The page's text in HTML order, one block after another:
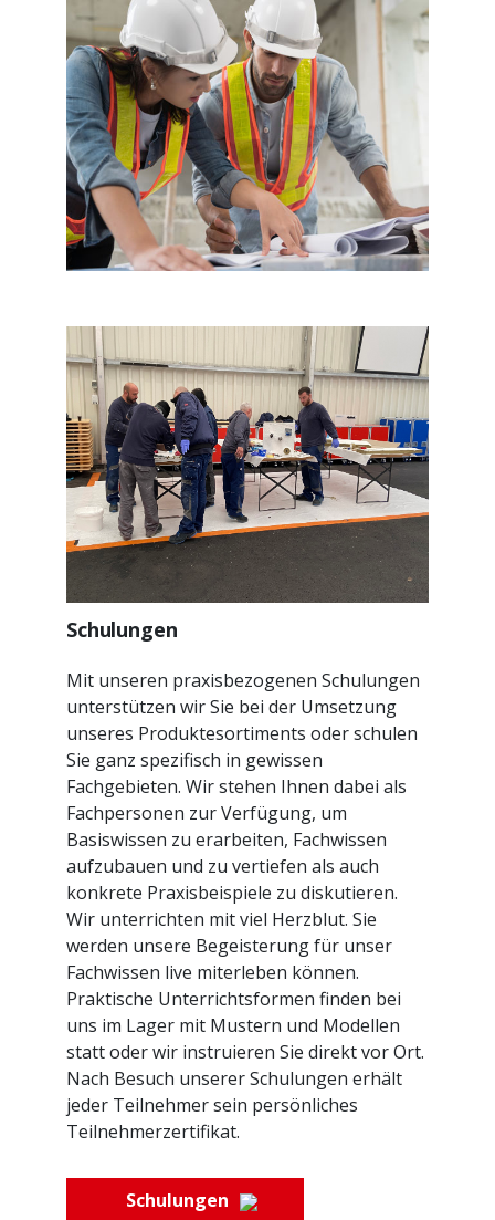
Schulungen
Mit unseren praxisbezogenen Schulungen
unterstützen wir Sie bei der Umsetzung
unseres Produktesortiments oder schulen
Sie ganz spezifisch in gewissen
Fachgebieten. Wir stehen Ihnen dabei als
Fachpersonen zur Verfügung, um
Basiswissen zu erarbeiten, Fachwissen
aufzubauen und zu vertiefen als auch
konkrete Praxisbeispiele zu diskutieren.
Wir unterrichten mit viel Herzblut. Sie
werden unsere Begeisterung für unser
Fachwissen live miterleben können.
Praktische Unterrichtsformen finden bei
uns im Lager mit Mustern und Modellen
statt oder wir instruieren Sie direkt vor Ort.
Nach Besuch unserer Schulungen erhält
jeder Teilnehmer sein persönliches
Teilnehmerzertifikat.
Schulungen